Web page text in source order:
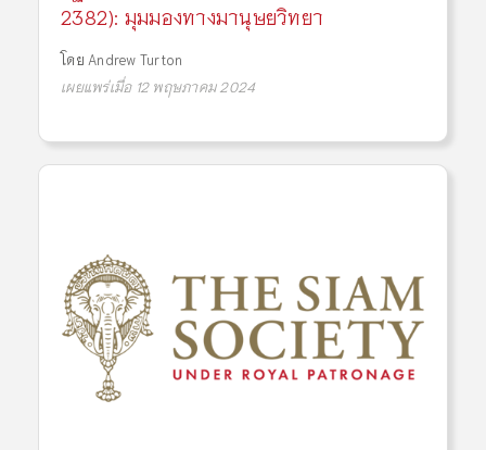
2382): มุมมองทางมานุษยวิทยา
โดย Andrew Turton
เผยแพร่เมื่อ 12 พฤษภาคม 2024